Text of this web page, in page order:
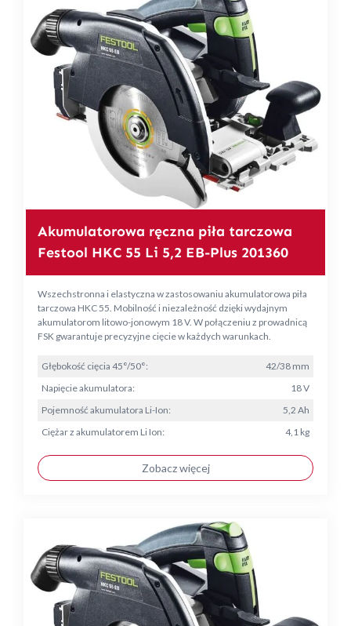
Akumulatorowa ręczna piła tarczowa
Festool HKC 55 Li 5,2 EB-Plus 201360
Wszechstronna i elastyczna w zastosowaniu akumulatorowa piła
tarczowa HKC 55. Mobilność i niezależność dzięki wydajnym
akumulatorom litowo-jonowym 18 V. W połączeniu z prowadnicą
FSK gwarantuje precyzyjne cięcie w każdych warunkach.
Głębokość cięcia 45°/50°:
42/38 mm
Napięcie akumulatora:
18 V
Pojemność akumulatora Li-Ion:
5,2 Ah
Ciężar z akumulatorem Li Ion:
4,1 kg
Zobacz więcej